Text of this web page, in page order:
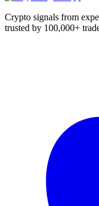
Crypto signals from
trusted by 100,000+